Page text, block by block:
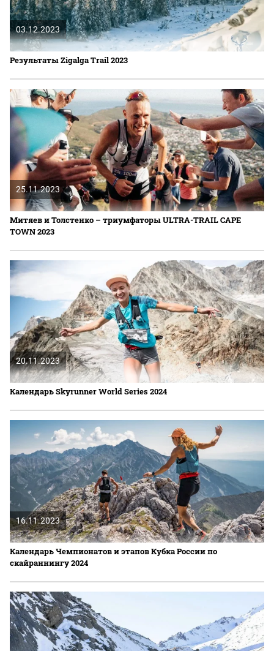
03.12.2023
Результаты Zigalga Trail 2023
25.11.2023
Митяев и Толстенко – триумфаторы ULTRA-TRAIL CAPE
TOWN 2023
20.11.2023
Календарь Skyrunner World Series 2024
16.11.2023
Календарь Чемпионатов и этапов Кубка России по
скайраннингу 2024